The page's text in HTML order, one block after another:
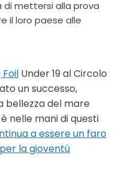
di mettersi alla prova
il loro paese alle
Foil Under 19 al Circolo
un successo,
bellezza del mare
nelle mani di questi
a essere un faro
la gioventù